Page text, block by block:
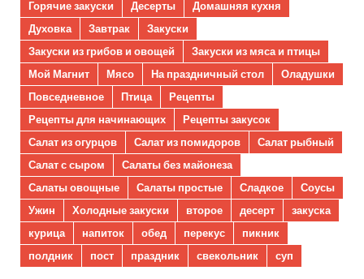
Горячие закуски
Десерты
Домашняя кухня
Духовка
Завтрак
Закуски
Закуски из грибов и овощей
Закуски из мяса и птицы
Мой Магнит
Мясо На праздничный стол
Оладушки
Повседневное
Птица
Рецепты
Рецепты для начинающих
Рецепты закусок
Салат из огурцов
Салат из помидоров
Салат рыбный
Салат с сыром
Салаты без майонеза
Салаты овощные
Салаты простые Сладкое
Соусы
Ужин
Холодные закуски второе десерт
закуска
курица
напиток обед перекус
пикник
полдник
пост праздник свекольник суп